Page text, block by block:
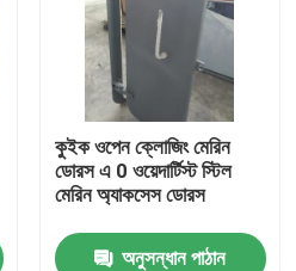
কুইক ওপেন ক্লোজিং মেরিন
ডোরস এ 0 ওয়েদার্টিস্ট স্টিল
মেরিন অ্যাকসেস ডোরস
অনুসন্ধান পাঠান